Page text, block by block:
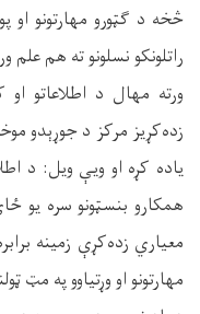
څخه د ګټورو مهارتونو او
راتلونکو نسلونو ته هم علم
ورته مهال د اطلاعاتو
زده‌کړیز مرکز د جوړېدو
یاده کړه او ویې ‌ویل: د
همکارو بنسټونو سره یو
معياري زده‌کړې زمینه
مهارتونو او وړتیاوو په